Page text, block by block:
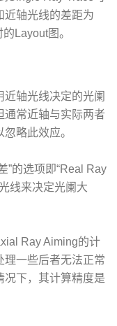
近轴光线的差距为
Layout图。
轴光线决定的光阑
通常近轴与实际两者
略此效应。
”的选项即“Real Ray
线来决定光阑大
Ray Aiming的计
理一些后者无法正常
况下，其计算精度是